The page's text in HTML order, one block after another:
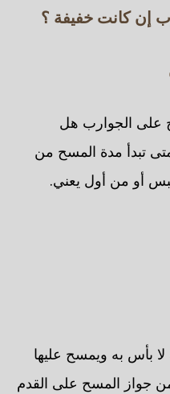
إن كانت خفيفة ؟
على الجوارب هل
تبدأ مدة المسح من
أو من أول يعني.
بأس به ويمسح عليها
جواز المسح على القدم